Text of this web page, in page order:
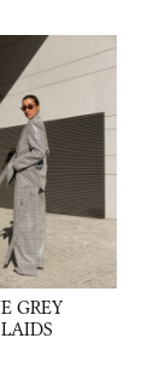
GREY